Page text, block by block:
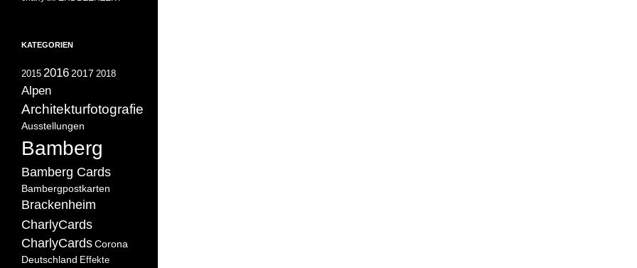
KATEGORIEN
2015 2016 2017 2018
Alpen
Architekturfotografie
Ausstellungen
Bamberg
Bamberg Cards
Bambergpostkarten
Brackenheim
CharlyCards
CharlyCardsCorona
Deutschland Effekte